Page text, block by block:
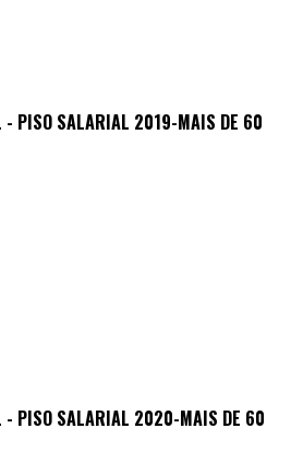
- PISO SALARIAL 2019-MAIS DE 60
- PISO SALARIAL 2020-MAIS DE 60